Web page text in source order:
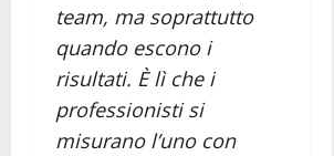
team, ma soprattutto
quando escono i
risultati. È lì che i
professionisti si
misurano l’uno con